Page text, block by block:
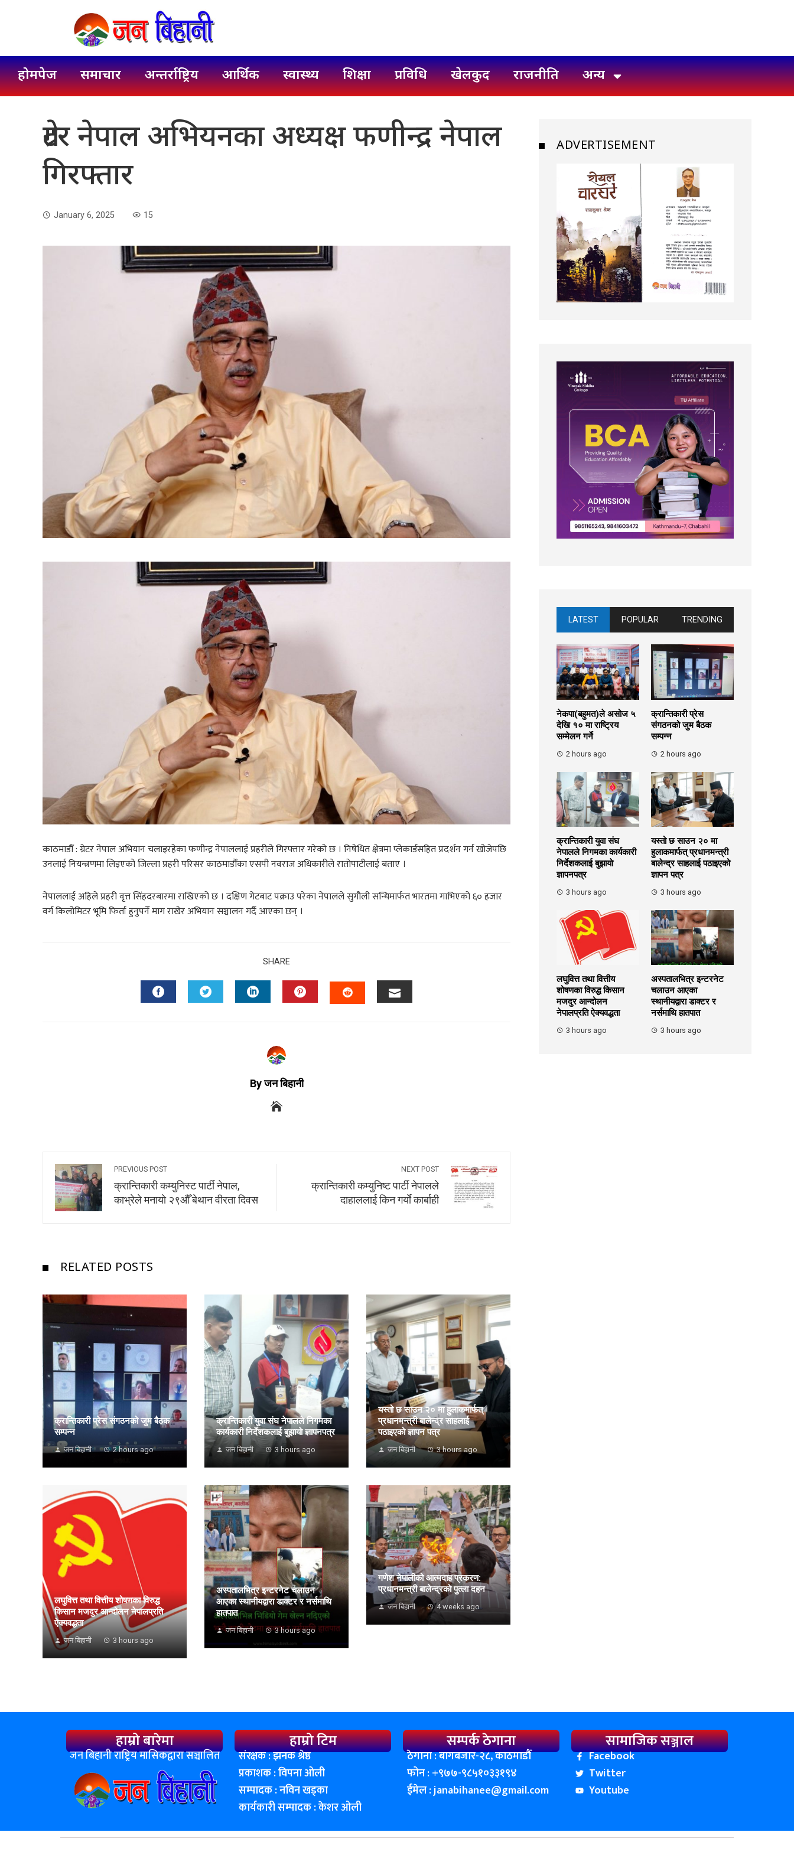
होमपेज समाचार अन्तर्राष्ट्रिय आर्थिक स्वास्थ्य शिक्षा प्रविधि खेलकुद राजनीति अन्य
ग्रेटर नेपाल अभियनका अध्यक्ष फणीन्द्र नेपाल
गिरफ्तार
January 6, 2025 15
काठमाडौँ : ग्रेटर नेपाल अभियान चलाइरहेका फणीन्द्र नेपाललाई प्रहरीले गिरफ्तार गरेको छ । निषेधित क्षेत्रमा प्लेकार्डसहित प्रदर्शन गर्न खोजेपछि
उनलाई नियन्त्रणमा लिइएको जिल्ला प्रहरी परिसर काठमाडौँका एसपी नवराज अधिकारीले रातोपाटीलाई बताए ।
नेपाललाई अहिले प्रहरी वृत्त सिंहदरबारमा राखिएको छ । दक्षिण गेटबाट पक्राउ परेका नेपालले सुगौली सन्धिमार्फत भारतमा गाभिएको ६० हजार
वर्ग किलोमिटर भूमि फिर्ता हुनुपर्ने माग राखेर अभियान सञ्चालन गर्दै आएका छन् ।
SHARE
By जन बिहानी
PREVIOUS POST
क्रान्तिकारी कम्युनिस्ट पार्टी नेपाल,
काभ्रेले मनायाे २९औँ बेथान वीरता दिवस
NEXT POST
क्रान्तिकारी कम्युनिष्ट पार्टी नेपालले
दाहाललाई किन गर्याे कार्बाही
RELATED POSTS
क्रान्तिकारी प्रेस संगठनको जुम बैठक
सम्पन्न
जन बिहानी 2 hours ago
क्रान्तिकारी युवा संघ नेपालले निगमका
कार्यकारी निर्देशकलाई बुझायाे ज्ञापनपत्र
जन बिहानी 3 hours ago
यस्तो छ साउन २० मा हुलाकमार्फत्
प्रधानमन्त्री बालेन्द्र साहलाई
पठाइएको ज्ञापन पत्र
जन बिहानी 3 hours ago
लघुवित्त तथा वित्तीय शोषणका विरुद्ध
किसान मजदुर आन्दोलन नेपालप्रति
ऐक्यवद्धता
जन बिहानी 3 hours ago
अस्पतालभित्र इन्टरनेट चलाउन
आएका स्थानीयद्वारा डाक्टर र नर्समाथि
हातपात
जन बिहानी 3 hours ago
गणेश नेपालीको आत्मदाह प्रकरण:
प्रधानमन्त्री बालेन्द्रको पुत्ला दहन
जन बिहानी 4 weeks ago
ADVERTISEMENT
LATEST POPULAR TRENDING
नेकपा(बहुमत)ले असोज ५
देखि १० मा राष्ट्रिय
सम्मेलन गर्ने
2 hours ago
क्रान्तिकारी प्रेस
संगठनको जुम बैठक
सम्पन्न
2 hours ago
क्रान्तिकारी युवा संघ
नेपालले निगमका कार्यकारी
निर्देशकलाई बुझायाे
ज्ञापनपत्र
3 hours ago
यस्तो छ साउन २० मा
हुलाकमार्फत् प्रधानमन्त्री
बालेन्द्र साहलाई पठाइएको
ज्ञापन पत्र
3 hours ago
लघुवित्त तथा वित्तीय
शोषणका विरुद्ध किसान
मजदुर आन्दोलन
नेपालप्रति ऐक्यवद्धता
3 hours ago
अस्पतालभित्र इन्टरनेट
चलाउन आएका
स्थानीयद्वारा डाक्टर र
नर्समाथि हातपात
3 hours ago
हाम्रो बारेमा
जन बिहानी राष्ट्रिय मासिकद्वारा सञ्चालित
हाम्रो टिम
संरक्षक : झनक श्रेष्ठ
प्रकाशक : विपना ओली
सम्पादक : नविन खड्का
कार्यकारी सम्पादक : केशर ओली
सम्पर्क ठेगाना
ठेगाना : बागबजार-२८, काठमाडाैँ
फोन : ‌+९७७-९८५१०३३१९४
ईमेल :janabihanee@gmail.com
सामाजिक सञ्जाल
Facebook
Twitter
Youtube